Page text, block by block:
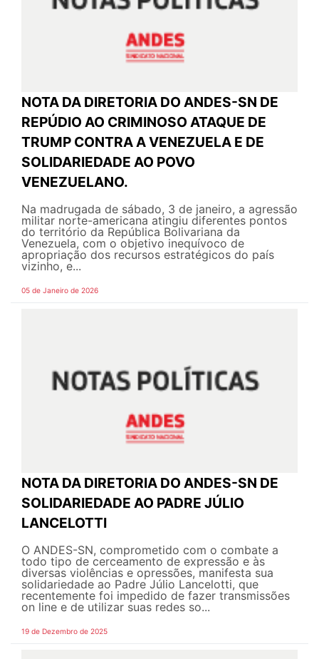
NOTA DA DIRETORIA DO ANDES-SN DE
REPÚDIO AO CRIMINOSO ATAQUE DE
TRUMP CONTRA A VENEZUELA E DE
SOLIDARIEDADE AO POVO
VENEZUELANO.
Na madrugada de sábado, 3 de janeiro, a agressão
militar norte-americana atingiu diferentes pontos
do território da República Bolivariana da
Venezuela, com o objetivo inequívoco de
apropriação dos recursos estratégicos do país
vizinho, e...
05 de Janeiro de 2026
NOTA DA DIRETORIA DO ANDES-SN DE
SOLIDARIEDADE AO PADRE JÚLIO
LANCELOTTI
O ANDES-SN, comprometido com o combate a
todo tipo de cerceamento de expressão e às
diversas violências e opressões, manifesta sua
solidariedade ao Padre Júlio Lancelotti, que
recentemente foi impedido de fazer transmissões
on line e de utilizar suas redes so...
19 de Dezembro de 2025